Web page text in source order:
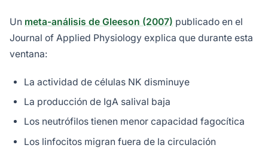
Un meta-análisis de Gleeson (2007) publicado en el
Journal of Applied Physiology explica que durante esta
ventana:
La actividad de células NK disminuye
La producción de IgA salival baja
Los neutrófilos tienen menor capacidad fagocítica
Los linfocitos migran fuera de la circulación